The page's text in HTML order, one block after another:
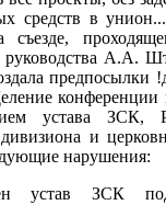
средств в
съезде,
руко­водства А.А.
предпосылки
конференции
устава ЗСК,
диви­зиона и
нарушения:
устав ЗСК